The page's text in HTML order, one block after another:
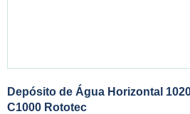
Depósito de Água Horizontal
C1000 Rototec